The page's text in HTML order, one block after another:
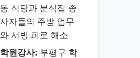
동 식당과 분식집 종
사자들의 주방 업무
와 서빙 피로 해소
학원강사: 부평구 학